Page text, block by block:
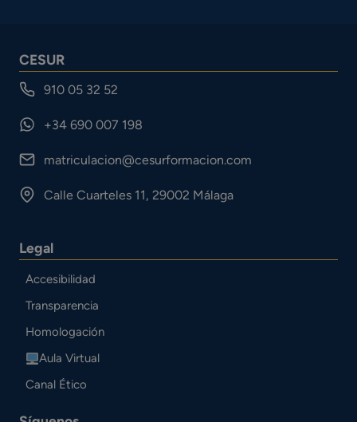
CESUR
910 05 32 52
+34 690 007 198
matriculacion@cesurformacion.com
Calle Cuarteles 11, 29002 Málaga
Legal
Accesibilidad
Transparencia
Homologación
Aula Virtual
Canal Ético